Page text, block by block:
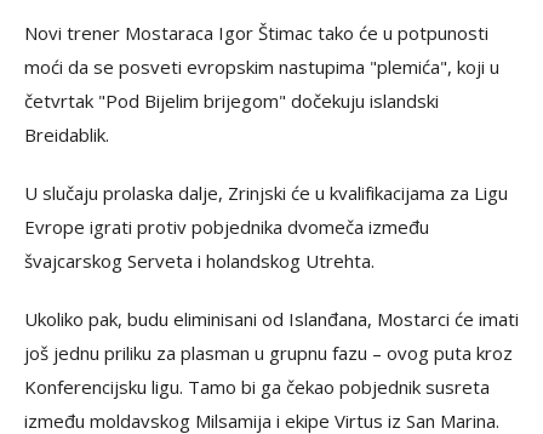
Novi trener Mostaraca Igor Štimac tako će u potpunosti
moći da se posveti evropskim nastupima "plemića", koji u
četvrtak "Pod Bijelim brijegom" dočekuju islandski
Breidablik.
U slučaju prolaska dalje, Zrinjski će u kvalifikacijama za Ligu
Evrope igrati protiv pobjednika dvomeča između
švajcarskog Serveta i holandskog Utrehta.
Ukoliko pak, budu eliminisani od Islanđana, Mostarci će imati
još jednu priliku za plasman u grupnu fazu – ovog puta kroz
Konferencijsku ligu. Tamo bi ga čekao pobjednik susreta
između moldavskog Milsamija i ekipe Virtus iz San Marina.